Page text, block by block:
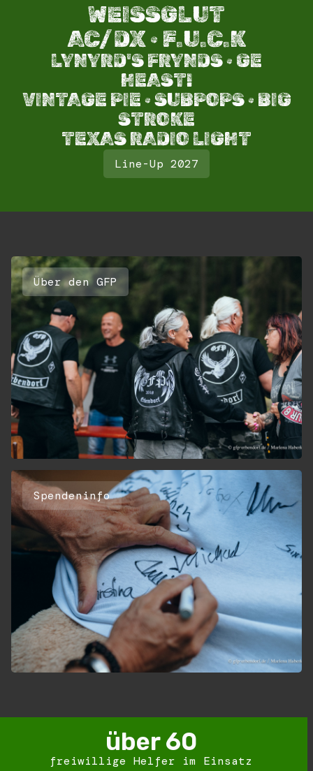
WEISSGLUT
AC/DX · F.U.C.K
LYNYRD'S FRYNDS · GE
HEAST!
VINTAGE PIE · SUBPOPS · BIG
STROKE​
TEXAS RADIO LIGHT​
Line-Up 2027
Über den GFP
Spendeninfo
freiwillige Helfer im Einsatz
über 60